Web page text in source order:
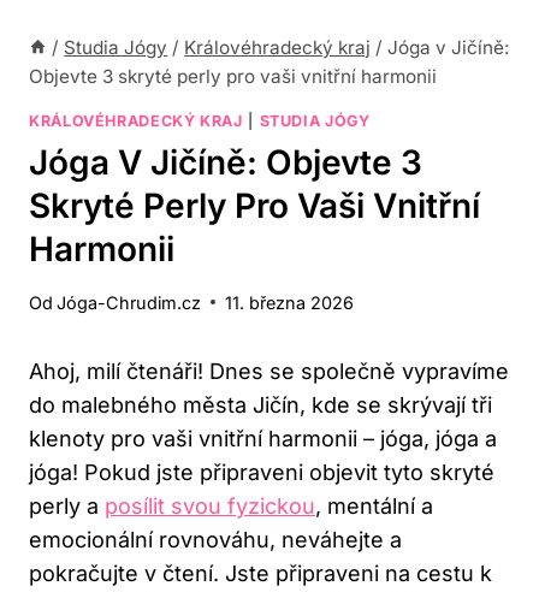
/ Studia Jógy / Královéhradecký kraj / Jóga v Jičíně:
Objevte 3 skryté perly pro vaši vnitřní harmonii
KRÁLOVÉHRADECKÝ KRAJ STUDIA JÓGY
Jóga V Jičíně: Objevte 3
Skryté Perly Pro Vaši Vnitřní
Harmonii
Od Jóga-Chrudim.cz 11. března 2026
Ahoj, milí čtenáři! Dnes se společně vypravíme
do malebného města Jičín, kde se skrývají tři
klenoty pro vaši vnitřní harmonii – jóga, jóga a
jóga! Pokud jste připraveni objevit tyto skryté
perly a posílit svou fyzickou, mentální a
emocionální rovnováhu, neváhejte a
pokračujte v čtení. Jste připraveni na cestu k